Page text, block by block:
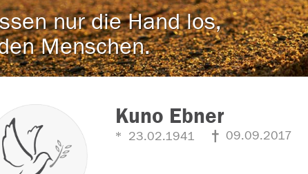
nur die Hand los,
Menschen.
Kuno Ebner
23.02.1941 09.09.2017